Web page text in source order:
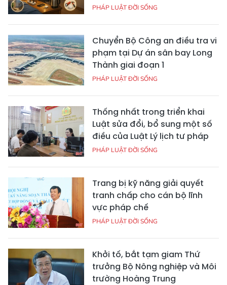
PHÁP LUẬT ĐỜI SỐNG
Chuyển Bộ Công an điều tra vi
phạm tại Dự án sân bay Long
Thành giai đoạn 1
PHÁP LUẬT ĐỜI SỐNG
Thống nhất trong triển khai
Luật sửa đổi, bổ sung một số
điều của Luật Lý lịch tư pháp
PHÁP LUẬT ĐỜI SỐNG
Trang bị kỹ năng giải quyết
tranh chấp cho cán bộ lĩnh
vực pháp chế
PHÁP LUẬT ĐỜI SỐNG
Khởi tố, bắt tạm giam Thứ
trưởng Bộ Nông nghiệp và Môi
trường Hoàng Trung